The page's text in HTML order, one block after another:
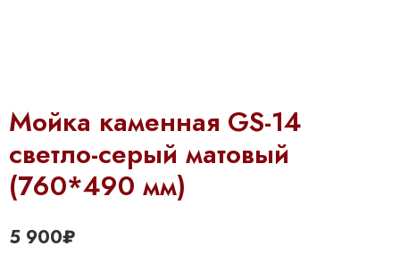
Мойка каменная GS-14
светло-серый матовый
(760*490 мм)
5 900₽